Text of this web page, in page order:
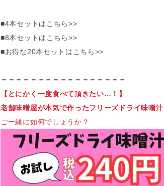
■4本セットはこちら>>
■8本セットはこちら>>
■お得な20本セットはこちら>>
＝＝＝＝＝＝＝＝＝＝＝＝＝＝＝＝＝
【とにかく一度食べて頂きたい…！】
老舗味噌屋が本気で作ったフリーズドライ味噌汁
ご一緒に如何でしょうか？